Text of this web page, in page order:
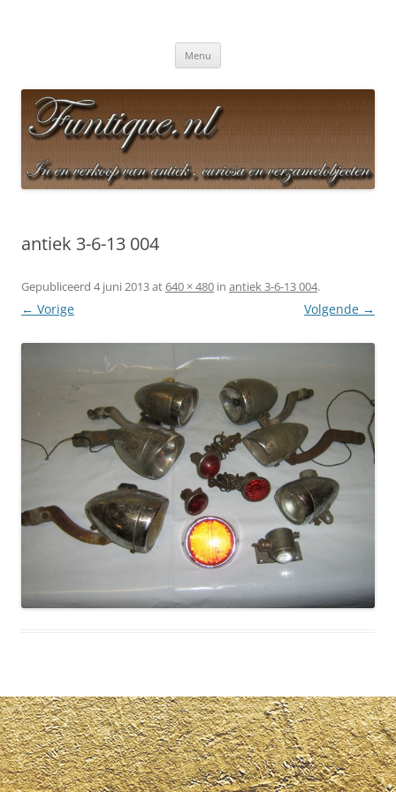
artikelen
Menu
inhoud
antiek 3-6-13 004
Gepubliceerd 4 juni 2013at640 × 480 in antiek 3-6-13 004.
← Vorige Volgende →